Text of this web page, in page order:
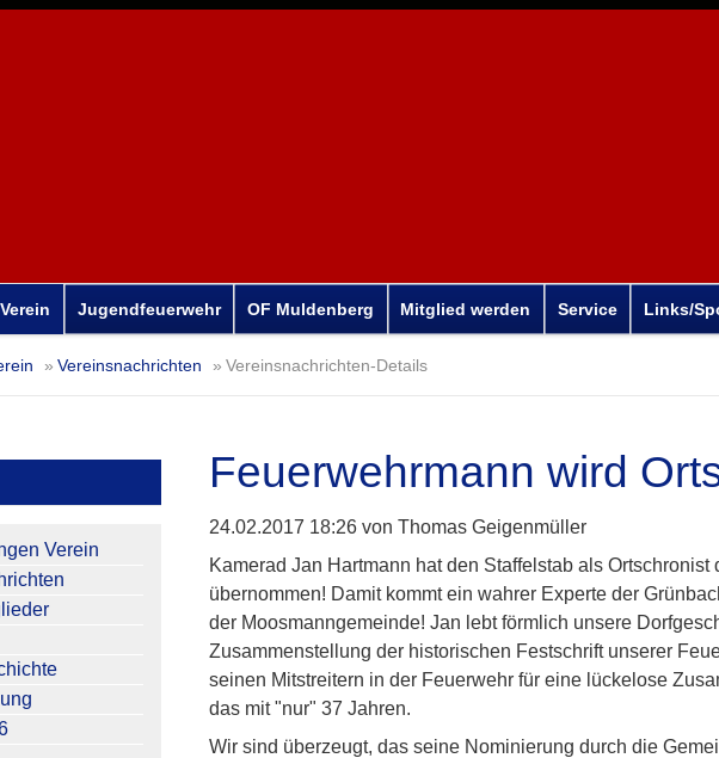
Verein Jugendfeuerwehr OF Muldenberg Mitglied werden Service Links/
Vereinsnachrichten Vereinsnachrichten-Details
Feuerwehrmann wird
24.02.2017 18:26 von Thomas Geigenmüller
Kamerad Jan Hartmann hat den Staffelstab als
übernommen! Damit kommt ein wahrer Experte der
der Moosmanngemeinde! Jan lebt förmlich unsere
Zusammenstellung der historischen Festschrift unserer
seinen Mitstreitern in der Feuerwehr für eine lückelose
das mit "nur" 37 Jahren.
Wir sind überzeugt, das seine Nominierung durch die
Verein